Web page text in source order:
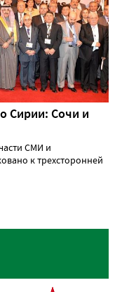
Сирии: Сочи и
СМИ и
к трехсторонней